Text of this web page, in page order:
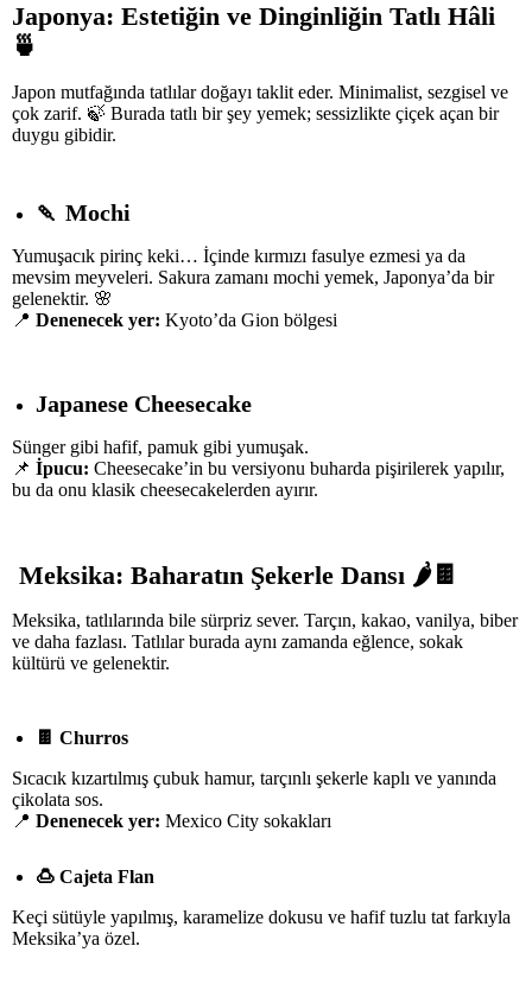
Japonya: Estetiğin ve Dinginliğin Tatlı Hâli
🍵
Japon mutfağında tatlılar doğayı taklit eder. Minimalist, sezgisel ve
çok zarif. 🍃 Burada tatlı bir şey yemek; sessizlikte çiçek açan bir
duygu gibidir.
🍡 Mochi
Yumuşacık pirinç keki… İçinde kırmızı fasulye ezmesi ya da
mevsim meyveleri. Sakura zamanı mochi yemek, Japonya’da bir
gelenektir. 🌸
📍 Denenecek yer: Kyoto’da Gion bölgesi
Japanese Cheesecake
Sünger gibi hafif, pamuk gibi yumuşak.
📌 İpucu: Cheesecake’in bu versiyonu buharda pişirilerek yapılır,
bu da onu klasik cheesecakelerden ayırır.
Meksika: Baharatın Şekerle Dansı 🌶 🍫
Meksika, tatlılarında bile sürpriz sever. Tarçın, kakao, vanilya, biber
ve daha fazlası. Tatlılar burada aynı zamanda eğlence, sokak
kültürü ve gelenektir.
🍫 Churros
Sıcacık kızartılmış çubuk hamur, tarçınlı şekerle kaplı ve yanında
çikolata sos.
📍 Denenecek yer: Mexico City sokakları
🍮 Cajeta Flan
Keçi sütüyle yapılmış, karamelize dokusu ve hafif tuzlu tat farkıyla
Meksika’ya özel.